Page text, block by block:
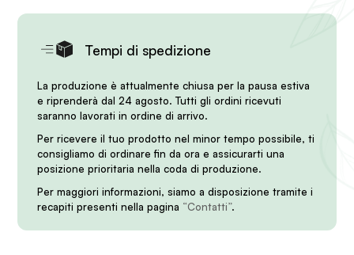
Tempi di spedizione
La produzione è attualmente chiusa per la pausa estiva
e riprenderà dal 24 agosto. Tutti gli ordini ricevuti
saranno lavorati in ordine di arrivo.
Per ricevere il tuo prodotto nel minor tempo possibile, ti
consigliamo di ordinare fin da ora e assicurarti una
posizione prioritaria nella coda di produzione.
Per maggiori informazioni, siamo a disposizione tramite i
recapiti presenti nella pagina “Contatti”.